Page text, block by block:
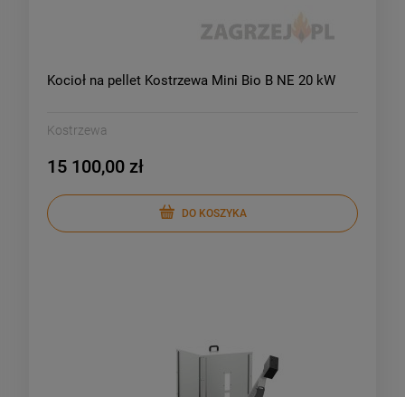
Kocioł na pellet Kostrzewa Mini Bio B NE 20 kW
Kostrzewa
15 100,00 zł
DO KOSZYKA